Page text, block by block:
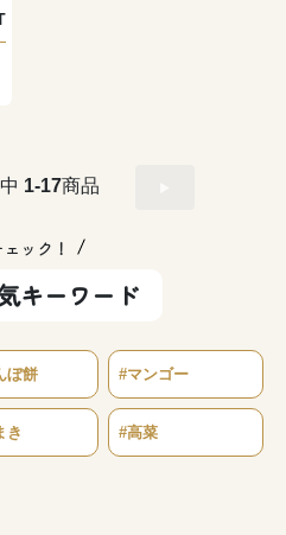
1-17商品
ック！
キーワード
ぼ餅 #マンゴー
き #高菜